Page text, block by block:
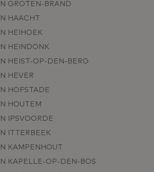
GROTEN-BRAND
HAACHT
HEIHOEK
HEINDONK
HEIST-OP-DEN-BERG
HEVER
HOFSTADE
HOUTEM
IPSVOORDE
ITTERBEEK
KAMPENHOUT
KAPELLE-OP-DEN-BOS